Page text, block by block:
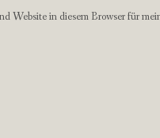
Website in diesem Browser für